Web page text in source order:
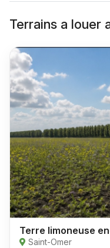
Terrains a louer
Terre limoneuse
Saint-Omer